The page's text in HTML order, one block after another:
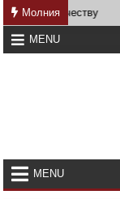
Skip
to
content
Молния
Отечеству
MENU
MENU